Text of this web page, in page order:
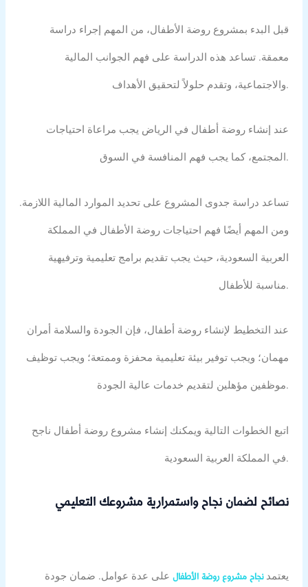
قبل البدء بمشروع روضة الأطفال، من المهم إجراء دراسة
معمقة. تساعد هذه الدراسة على فهم الجوانب المالية
والاجتماعية، وتقدم حلولاً لتحقيق الأهداف.
عند إنشاء روضة أطفال في الرياض يجب مراعاة احتياجات
المجتمع، كما يجب فهم المنافسة في السوق.
تساعد دراسة جدوى المشروع على تحديد الموارد المالية اللازمة.
ومن المهم أيضًا فهم احتياجات روضة الأطفال في المملكة
العربية السعودية، حيث يجب تقديم برامج تعليمية وترفيهية
مناسبة للأطفال.
عند التخطيط لإنشاء روضة أطفال، فإن الجودة والسلامة أمران
مهمان؛ ويجب توفير بيئة تعليمية محفزة وممتعة؛ ويجب توظيف
موظفين مؤهلين لتقديم خدمات عالية الجودة.
اتبع الخطوات التالية ويمكنك إنشاء مشروع روضة أطفال ناجح
في المملكة العربية السعودية.
نصائح لضمان نجاح واستمرارية مشروعك التعليمي
يعتمد نجاح مشروع روضة الأطفالعلى عدة عوامل. ضمان جودة